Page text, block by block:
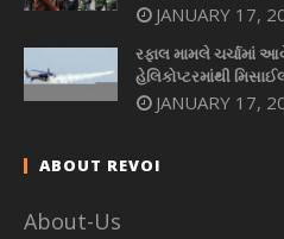
JANUARY 17,
રફાલ મામલે ચર્ચામાં
હેલિકોપ્ટરમાંથી
JANUARY 17,
ABOUT REVOI
About-Us